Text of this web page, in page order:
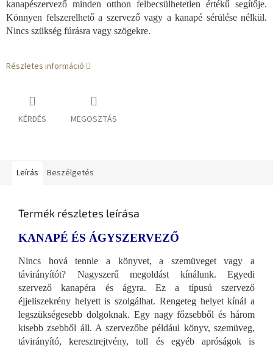
kanapészervező minden otthon felbecsülhetetlen értékű segítője.
Könnyen felszerelhető a szervező vagy a kanapé sérülése nélkül.
Nincs szükség fúrásra vagy szögekre.
Részletes információ
KÉRDÉS MEGOSZTÁS
Leírás Beszélgetés
Termék részletes leírása
KANAPÉ ÉS ÁGYSZERVEZŐ
Nincs hová tennie a könyvet, a szemüveget vagy a
távirányítót? Nagyszerű megoldást kínálunk. Egyedi
szervező kanapéra és ágyra. Ez a típusú szervező
éjjeliszekrény helyett is szolgálhat. Rengeteg helyet kínál a
legszükségesebb dolgoknak. Egy nagy főzsebből és három
kisebb zsebből áll. A szervezőbe például könyv, szemüveg,
távirányító, keresztrejtvény, toll és egyéb apróságok is